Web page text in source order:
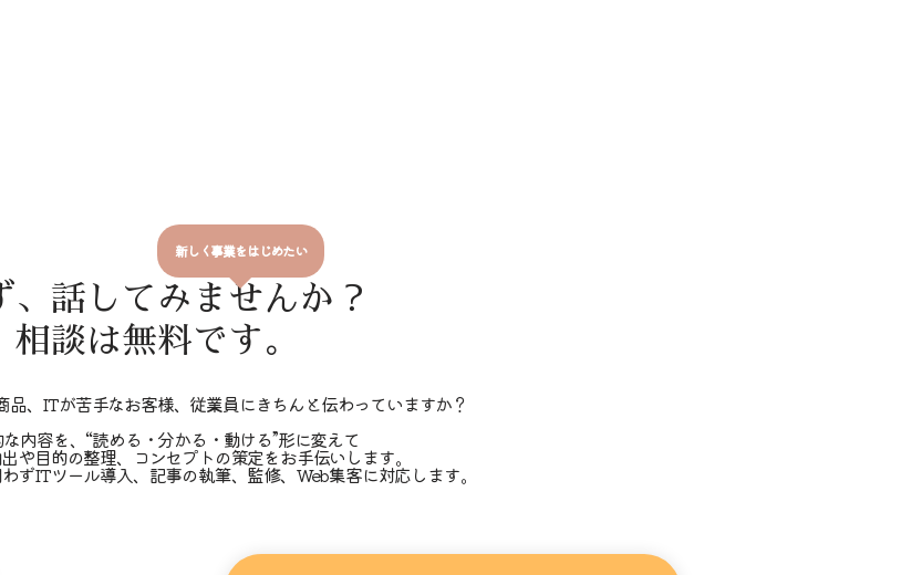
新しく事業をはじめたい
、話してみませんか？
相談は無料です。
品、ITが苦手なお客様、従業員にきちんと伝わっていますか？
内容を、“読める・分かる・動ける”形に変えて
や目的の整理、コンセプトの策定をお手伝いします。
ずITツール導入、記事の執筆、監修、Web集客に対応します。